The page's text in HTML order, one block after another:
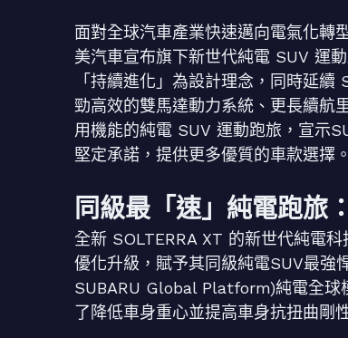
面對全球汽車產業快速邁向電氣化轉
美汽車宣布旗下新世代純電 SUV 運
「持續進化」為設計理念，同時延
勁高效的雙馬達動力系統、更長續航
用機能的純電 SUV 運動跑旅，宣示
堅定承諾，提供更多優質的車款選擇。
同級最「速」純電跑旅
全新 SOLTERRA XT 的新世代純電
優化升級，賦予其同級純電SUV最強
SUBARU Global Platform)純電全球
了降低車身重心並提高車身抗扭曲剛